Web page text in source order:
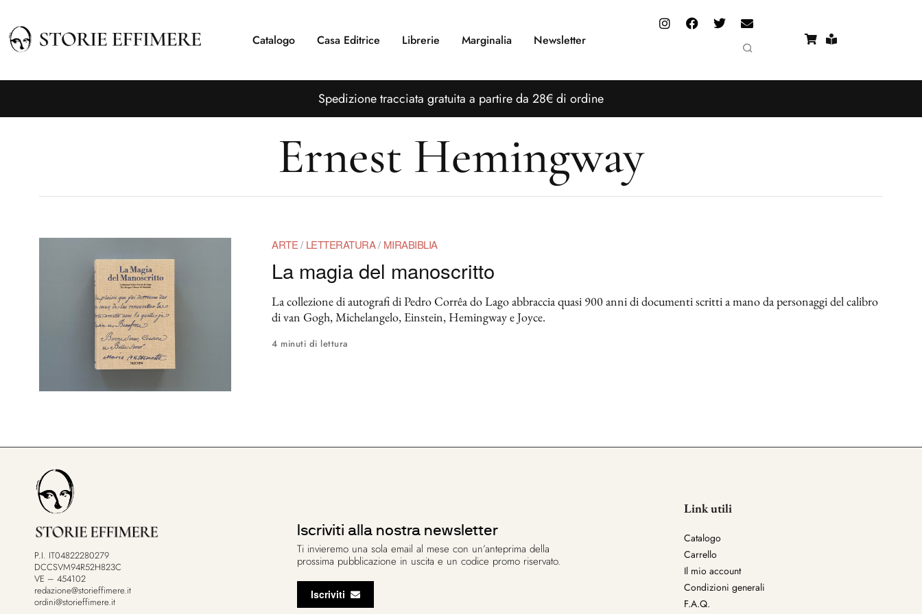
Catalogo Casa Editrice Librerie Marginalia Newsletter
Spedizione tracciata gratuita a partire da 28€ di ordine
Ernest Hemingway
ARTE/ LETTERATURA/ MIRABIBLIA
La magia del manoscritto
La collezione di autografi di Pedro Corrêa do Lago abbraccia quasi 900 anni di documenti scritti a mano da personaggi del calibro
di van Gogh, Michelangelo, Einstein, Hemingway e Joyce.
4 minuti di lettura
P.I. IT04822280279
DCCSVM94R52H823C
VE – 454102
redazione@storieffimere.it
ordini@storieffimere.it
Iscriviti alla nostra newsletter
Ti invieremo una sola email al mese con un’anteprima della
prossima pubblicazione in uscita e un codice promo riservato.
Iscriviti
Link utili
Catalogo
Carrello
Il mio account
Condizioni generali
F.A.Q.